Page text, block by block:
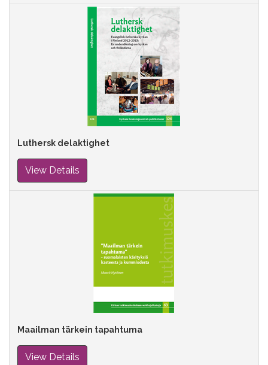
Luthersk delaktighet
View Details
Maailman tärkein tapahtuma
View Details